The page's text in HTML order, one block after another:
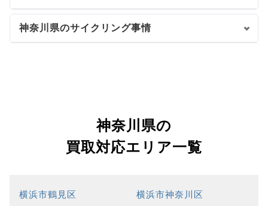
神奈川県のサイクリング事情
神奈川県の
買取対応エリア一覧
横浜市鶴見区 横浜市神奈川区